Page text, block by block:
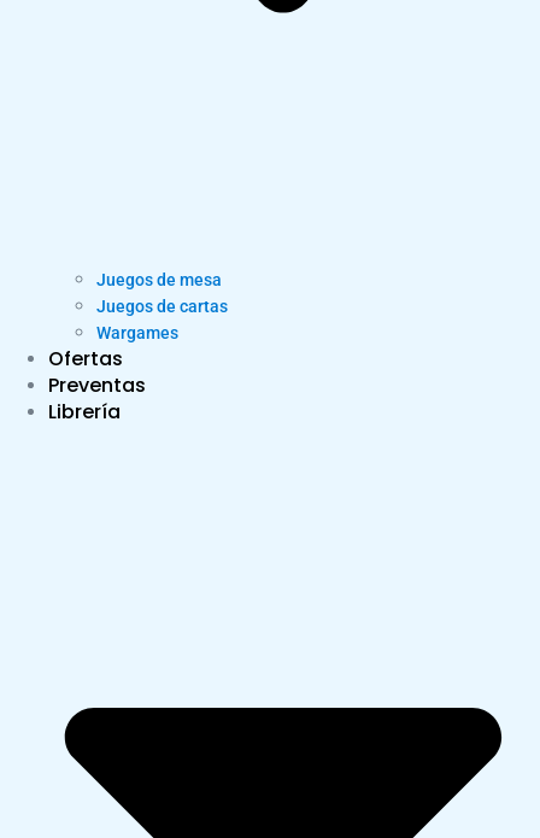
Juegos de mesa
Juegos de cartas
Wargames
Ofertas
Preventas
Librería